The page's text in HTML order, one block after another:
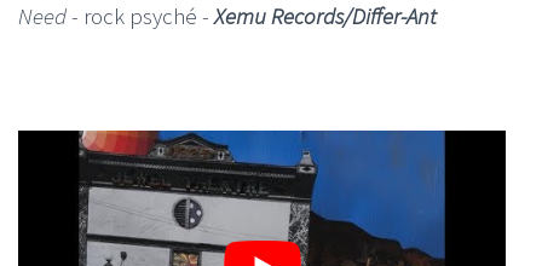
Need- rock psyché -Xemu Records/Differ-Ant